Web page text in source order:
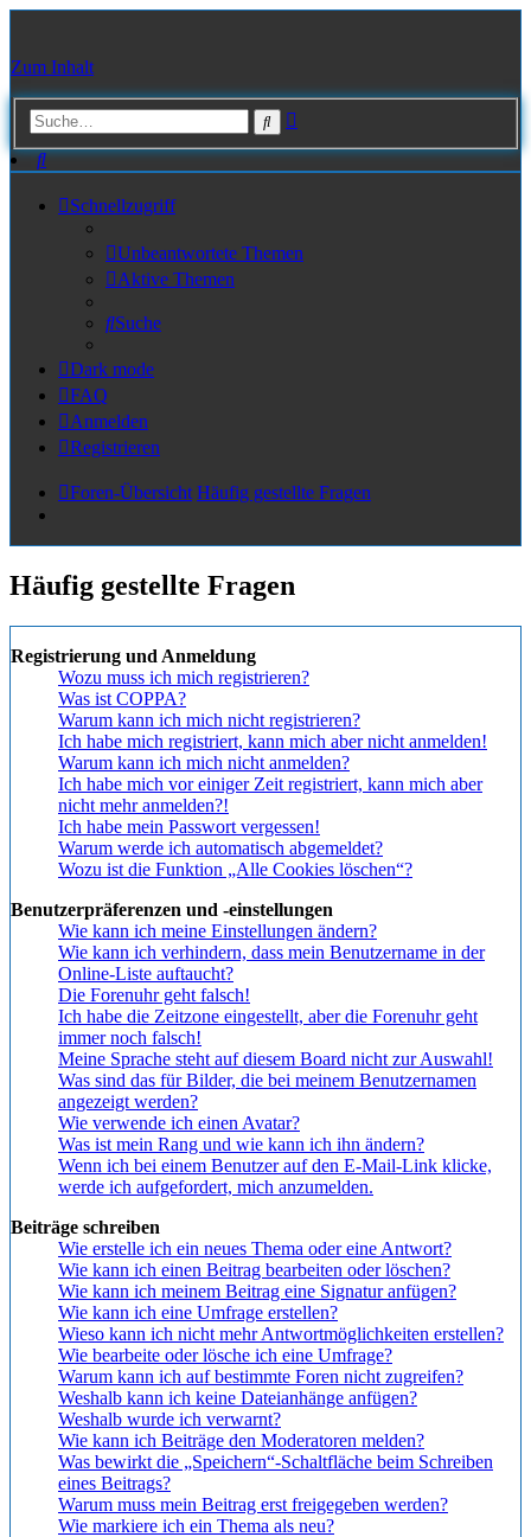
Zum Inhalt
Suche
Suche
Schnellzugriff
Unbeantwortete Themen
Aktive Themen
Suche
Dark mode
FAQ
Anmelden
Registrieren
Foren-Übersicht Häufig gestellte Fragen
Häufig gestellte Fragen
Registrierung und Anmeldung
Wozu muss ich mich registrieren?
Was ist COPPA?
Warum kann ich mich nicht registrieren?
Ich habe mich registriert, kann mich aber nicht anmelden!
Warum kann ich mich nicht anmelden?
Ich habe mich vor einiger Zeit registriert, kann mich aber
nicht mehr anmelden?!
Ich habe mein Passwort vergessen!
Warum werde ich automatisch abgemeldet?
Wozu ist die Funktion „Alle Cookies löschen“?
Benutzerpräferenzen und -einstellungen
Wie kann ich meine Einstellungen ändern?
Wie kann ich verhindern, dass mein Benutzername in der
Online-Liste auftaucht?
Die Forenuhr geht falsch!
Ich habe die Zeitzone eingestellt, aber die Forenuhr geht
immer noch falsch!
Meine Sprache steht auf diesem Board nicht zur Auswahl!
Was sind das für Bilder, die bei meinem Benutzernamen
angezeigt werden?
Wie verwende ich einen Avatar?
Was ist mein Rang und wie kann ich ihn ändern?
Wenn ich bei einem Benutzer auf den E-Mail-Link klicke,
werde ich aufgefordert, mich anzumelden.
Beiträge schreiben
Wie erstelle ich ein neues Thema oder eine Antwort?
Wie kann ich einen Beitrag bearbeiten oder löschen?
Wie kann ich meinem Beitrag eine Signatur anfügen?
Wie kann ich eine Umfrage erstellen?
Wieso kann ich nicht mehr Antwortmöglichkeiten erstellen?
Wie bearbeite oder lösche ich eine Umfrage?
Warum kann ich auf bestimmte Foren nicht zugreifen?
Weshalb kann ich keine Dateianhänge anfügen?
Weshalb wurde ich verwarnt?
Wie kann ich Beiträge den Moderatoren melden?
Was bewirkt die „Speichern“-Schaltfläche beim Schreiben
eines Beitrags?
Warum muss mein Beitrag erst freigegeben werden?
Wie markiere ich ein Thema als neu?